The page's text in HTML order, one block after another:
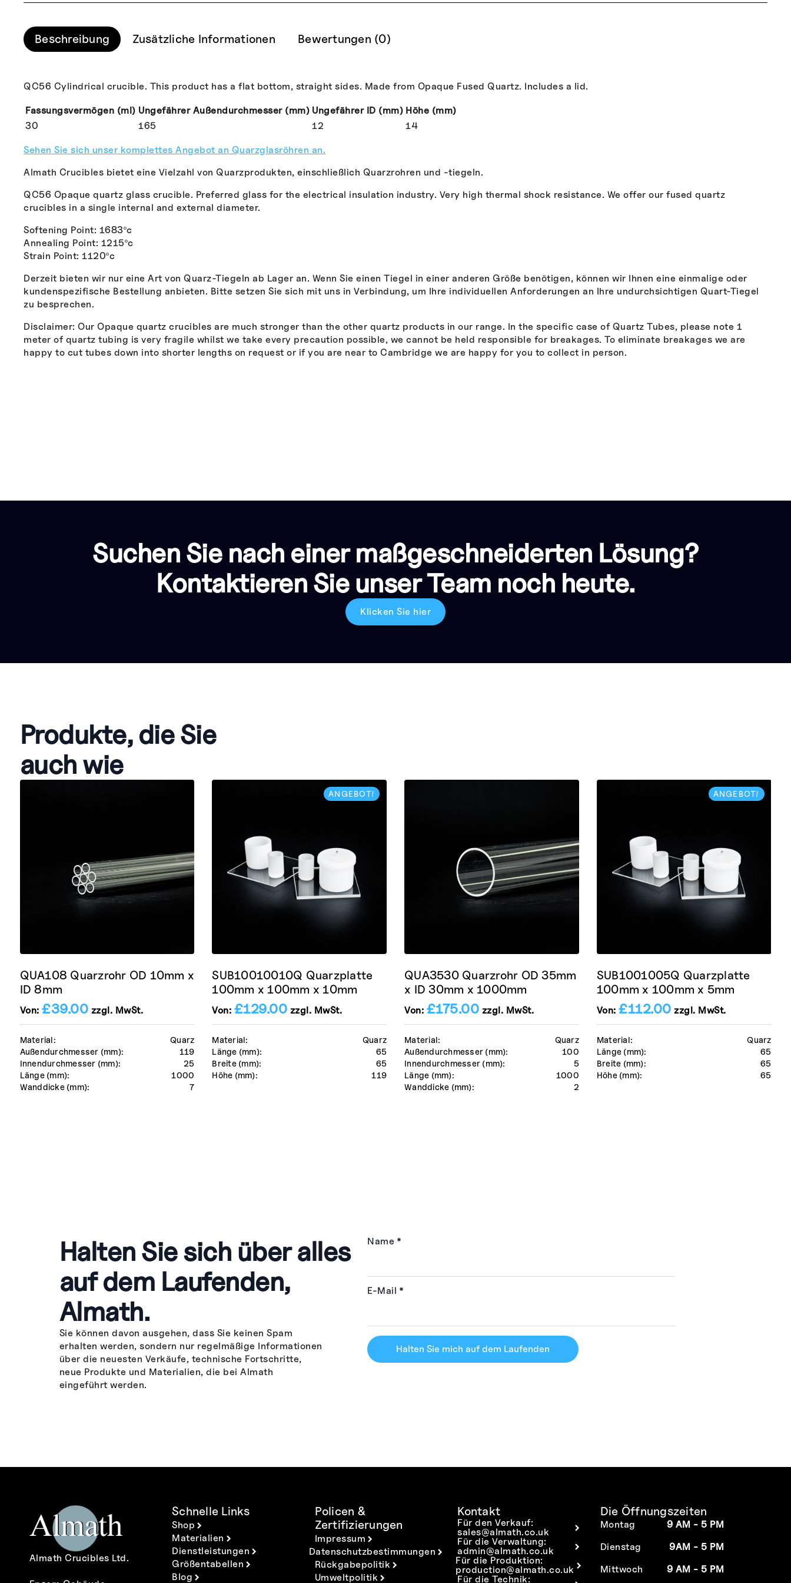
Beschreibung Zusätzliche Informationen Bewertungen (0)
QC56 Cylindrical crucible. This product has a flat bottom, straight sides. Made from Opaque Fused Quartz. Includes a lid.
Fassungsvermögen (ml) Ungefährer Außendurchmesser (mm) Ungefährer ID (mm) Höhe (mm)
30
165 12 14
Sehen Sie sich unser komplettes Angebot an Quarzglasröhren an.
Almath Crucibles bietet eine Vielzahl von Quarzprodukten, einschließlich Quarzrohren und -tiegeln.
QC56 Opaque quartz glass crucible. Preferred glass for the electrical insulation industry. Very high thermal shock resistance. We offer our fused quartz
crucibles in a single internal and external diameter.
Softening Point: 1683ºc
Annealing Point: 1215ºc
Strain Point: 1120ºc
Derzeit bieten wir nur eine Art von Quarz-Tiegeln ab Lager an. Wenn Sie einen Tiegel in einer anderen Größe benötigen, können wir Ihnen eine einmalige oder
kundenspezifische Bestellung anbieten. Bitte setzen Sie sich mit uns in Verbindung, um Ihre individuellen Anforderungen an Ihre undurchsichtigen Quart-Tiegel
zu besprechen.
Disclaimer: Our Opaque quartz crucibles are much stronger than the other quartz products in our range. In the specific case of Quartz Tubes, please note 1
meter of quartz tubing is very fragile whilst we take every precaution possible, we cannot be held responsible for breakages. To eliminate breakages we are
happy to cut tubes down into shorter lengths on request or if you are near to Cambridge we are happy for you to collect in person.
Suchen Sie nach einer maßgeschneiderten Lösung?
Kontaktieren Sie unser Team noch heute.
Klicken Sie hier
Produkte, die Sie
auch wie
Material:
Quarz
Außendurchmesser (mm):
119
Innendurchmesser (mm):
25
Länge (mm):
1000
Wanddicke (mm):
7
QUA108 Quarzrohr OD 10mm x
ID 8mm
Von:£39.00 zzgl. MwSt.
ANGEBOT!
Material:
Quarz
Länge (mm):
65
Breite (mm):
65
Höhe (mm):
119
SUB10010010Q Quarzplatte
100mm x 100mm x 10mm
Von: £129.00 zzgl. MwSt.
Material:
Quarz
Außendurchmesser (mm):
100
Innendurchmesser (mm):
5
Länge (mm):
1000
Wanddicke (mm):
2
QUA3530 Quarzrohr OD 35mm
x ID 30mm x 1000mm
Von: £175.00 zzgl. MwSt.
ANGEBOT!
Material:
Quarz
Länge (mm):
65
Breite (mm):
65
Höhe (mm):
65
SUB1001005Q Quarzplatte
100mm x 100mm x 5mm
Von:£112.00 zzgl. MwSt.
Halten Sie sich über alles
auf dem Laufenden,
Almath.
Sie können davon ausgehen, dass Sie keinen Spam
erhalten werden, sondern nur regelmäßige Informationen
über die neuesten Verkäufe, technische Fortschritte,
neue Produkte und Materialien, die bei Almath
eingeführt werden.
Name *
E-Mail *
Halten Sie mich auf dem Laufenden
Almath Crucibles Ltd.
Schnelle Links
Shop
Materialien
Dienstleistungen
Größentabellen
Blog
Policen &
Zertifizierungen
Impressum
Datenschutzbestimmungen
Rückgabepolitik
Umweltpolitik
Kontakt
Für den Verkauf:
sales@almath.co.uk
Für die Verwaltung:
admin@almath.co.uk
Für die Produktion:
production@almath.co.uk
Für die Technik:
Die Öffnungszeiten
Montag
9 AM - 5 PM
Dienstag
9AM - 5 PM
Mittwoch
9 AM - 5 PM